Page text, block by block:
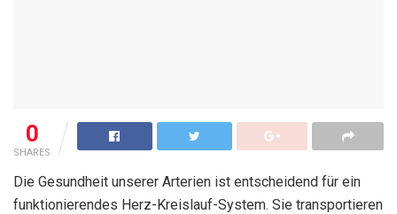
0
SHARES
Die Gesundheit unserer Arterien ist entscheidend für ein
funktionierendes Herz-Kreislauf-System. Sie transportieren